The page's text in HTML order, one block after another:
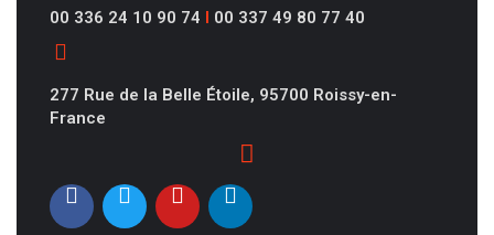
00 336 24 10 90 74 I 00 337 49 80 77 40
277 Rue de la Belle Étoile, 95700 Roissy-en-
France